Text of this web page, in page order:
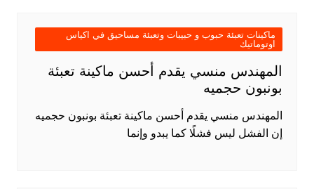
ماكينات تعبئة حبوب و حبيبات وتعبئة مساحيق في اكياس
اوتوماتيك
المهندس منسي يقدم أحسن ماكينة تعبئة
بونبون حجميه
المهندس منسي يقدم أحسن ماكينة تعبئة بونبون حجميه
إن الفشل ليس فشلًا كما يبدو وإنما